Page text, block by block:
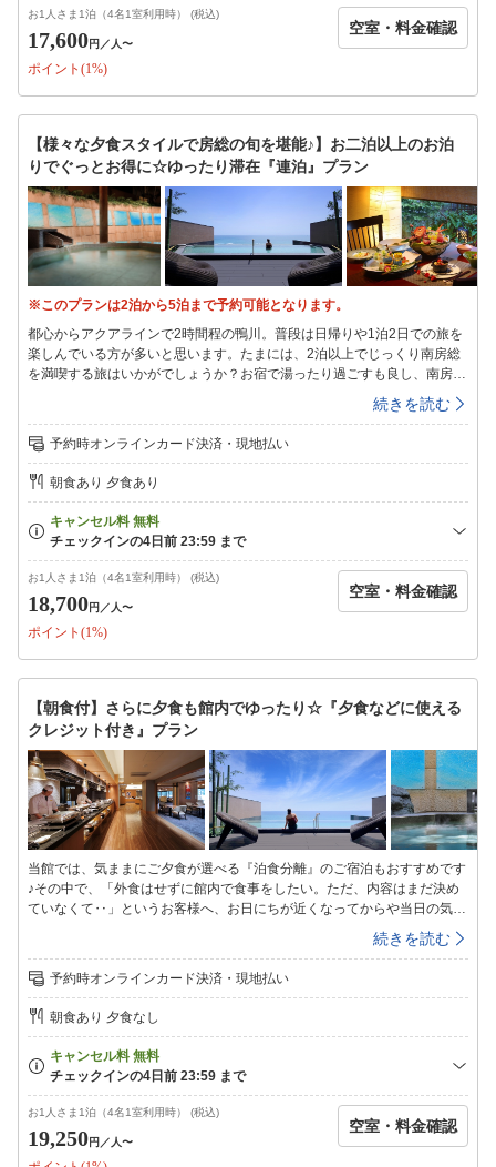
お好きなタイミングで客室へ行ける様、ご希望でお部屋案内を省略させて
いただきます。※営業時間14:00〜23:00（最終入場22：30）・5:00〜
11:00※風光に入場いただけるカードキーをチェックイン時にお渡ししま
す※詳しくは鴨川館HPの風光専用ページをご確認下さい。◇◆プランお
慮いただいております。※当宿では不定期でダイニングMAIWAI，ラウン
ジ松林にて、夕刻にフリードリンクタイムを無料で実施する事もございま
す。【ご夕食】ご宿泊料金にご夕食は含まれておりません。【ご朝食】ダ
イニングにて和洋ビュッフェまたはお部屋にて和食朝食膳です。※お部屋
へのご用意は、お部屋タイプ毎にご用意の可否・可能人数制限(詳しくは
各お部屋タイプ説明をご確認下さい)があり、当日17時までのお申込み分
までとなります。※21時以降のチェックインは、ナイトフロント対応とな
り、予め客室にお布団を敷かせていただく事もございます。※当館の客室
は【全室禁煙】でのご用意となります。
お1人さま1泊（4名1室利用時） (税込)
17,600円 ／人〜
ポイント(1%)
空室・料金確認
【様々な夕食スタイルで房総の旬を堪能♪】お二泊以上のお泊
りでぐっとお得に☆ゆったり滞在『連泊』プラン
※このプランは2泊から5泊まで予約可能となります。
都心からアクアラインで2時間程の鴨川。普段は日帰りや1泊2日での旅を
楽しんでいる方が多いと思います。たまには、2泊以上でじっくり南房総
を満喫する旅はいかがでしょうか？お宿で湯ったり過ごすも良し、南房総
の観光フォトスポットを巡るも良し。本プランは、そんな南房総旅をご満
喫いただける『ぐっとお得な滞在プラン』です。◆プラン特典◆二泊以上
のご宿泊で、お一人様ご一泊につき【3，300円(税込)引】(休前日を除く)
（カレンダー表示料金が割引後のご料金です）例）大人2名1室で(日曜・
祝日・平日)2泊ご利用(税込)26，400円×2名×2泊＝[105，600円]⇒23，
100円×2名×2泊＝[92，400円]◇夕食スタイル変更の提案◇本プランのご
夕食は『個室での和食会席』のご用意です。お二泊以上でもご堪能いただ
ける様、『素材や調理方法を変えたお献立にてご用意』しておりますが、
下記ご夕食スタイルへ変更も可能です。変更のご要望は「電話・メール」
にて事前にご連絡下さいませ。※ご夕食無しに変更※「板前ライブダイニ
ングMAIWAI」にてお好みの夕食を選んでお召し上がりの方や、市内のお
店にお出かけなどしてのお食事も楽しんでみたい方は、夕食無しの『1泊
朝食』プランへの変更を承ります。(特別期は除外日とし、ご宿泊料金は
変えて違った場所でのお食事をご希望の方は『お部屋食』への変更(有料:
大人3，300円(税込)/人など。炬燵サロン付和洋室・角部屋和洋室・露天
風呂付和室・和室12.5畳のみ可)を承っております。【ご夕食】房総の山
海の幸がいっぱいの和食会席を、個室料亭よしだや又は茶寮あわ路にて
（5名様以上の場合は、小宴会場(お料理内容も変更)になる場合がありま
す）【ご朝食】ダイニングMAIWAIにて和洋バイキング又はお部屋にて和
食膳です。※お部屋へのご用意は、お部屋タイプ毎にご用意の可否・可能
人数制限(詳細は各お部屋タイプ説明をご覧下さい)があり、当日17時まで
のお申込分までとなります。※当館の客室は全室禁煙です
続きを読む
予約時オンラインカード決済・現地払い
朝食あり 夕食あり
お1人さま1泊（4名1室利用時） (税込)
18,700円 ／人〜
ポイント(1%)
空室・料金確認
【朝食付】さらに夕食も館内でゆったり☆『夕食などに使える
クレジット付き』プラン
当館では、気ままにご夕食が選べる『泊食分離』のご宿泊もおすすめです
♪その中で、「外食はせずに館内で食事をしたい。ただ、内容はまだ決め
ていなくて‥」というお客様へ、お日にちが近くなってからや当日の気分
でご夕食を決めたい方にお勧めの『少しお得な夕食などに使えるクレジッ
ト付き』プランをご用意いたしました。◆◇プラン特典◆◇ご夕食など館
内でご利用いただける、大人お一人様5，000円分のクレジット付き♪※小
人A(小学4〜6年)のお子様は3，500円分、小人B(小学1〜3年)のお子様は
2，500円分のクレジット付きとなり、幼児のお子様にはクレジットは含
まれません。ご利用いただける内容一例は下記をご覧下さい。(ご利用額
よりクレジット分を差し引かせていただきます）◆ライブダイニング
MAIWAIフリーオーダー制(営業時間:17:30〜21:00(L/O20:30)※特別期
(GW・お盆・年末年始)は限定メニュー営業となります。◆茶寮「あわ
路」名物ラーメンや地元のおつまみなどをご用意した夜食処(営業時間
20:30〜23:00(L/O22:30)◆エステサロン「Juniper」◆売店「うれしな」
※一部ご利用いただけない商品がございます。売店スタッフへご確認下さ
続きを読む
予約時オンラインカード決済・現地払い
朝食あり 夕食なし
お1人さま1泊（4名1室利用時） (税込)
19,250円 ／人〜
空室・料金確認